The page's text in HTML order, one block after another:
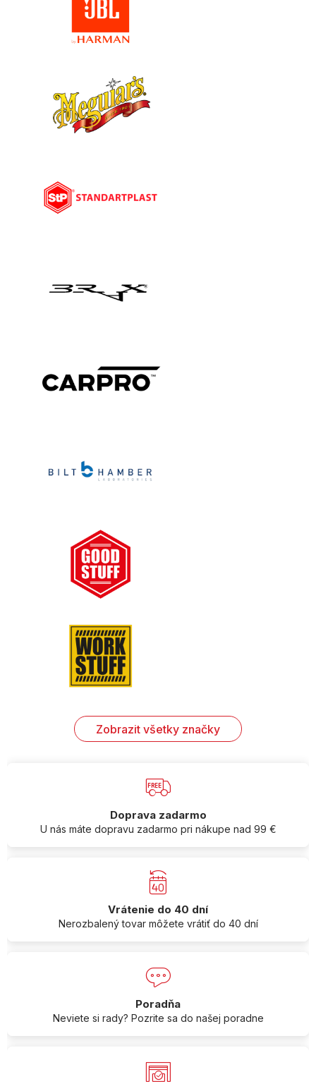
Zobrazit všetky značky
Doprava zadarmo
U nás máte dopravu zadarmo pri nákupe nad 99 €
Vrátenie do 40 dní
Nerozbalený tovar môžete vrátiť do 40 dní
Poradňa
Neviete si rady? Pozrite sa do našej poradne